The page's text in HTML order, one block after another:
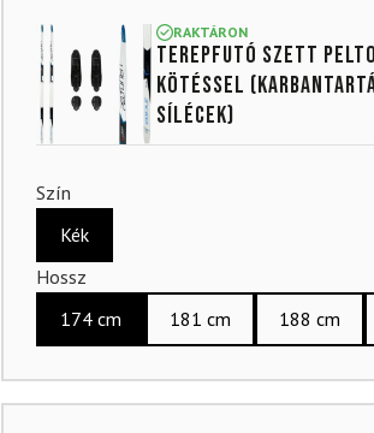
5-ből,
értékelés
alapján
RAKTÁRON
Terepfutó szett
kötéssel
SÍLÉCEK)
Szín
Kék
Hossz
174 cm
181 cm 188 cm